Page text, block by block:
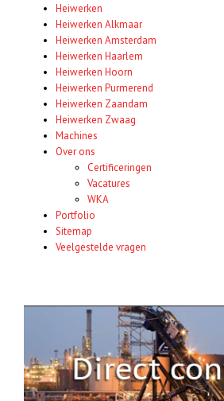
Heiwerken
Heiwerken Alkmaar
Heiwerken Amsterdam
Heiwerken Haarlem
Heiwerken Hoorn
Heiwerken Purmerend
Heiwerken Zaandam
Heiwerken Zwaag
Machines
Over ons
Certificeringen
Vacatures
WKA
Portfolio
Sitemap
Veelgestelde vragen